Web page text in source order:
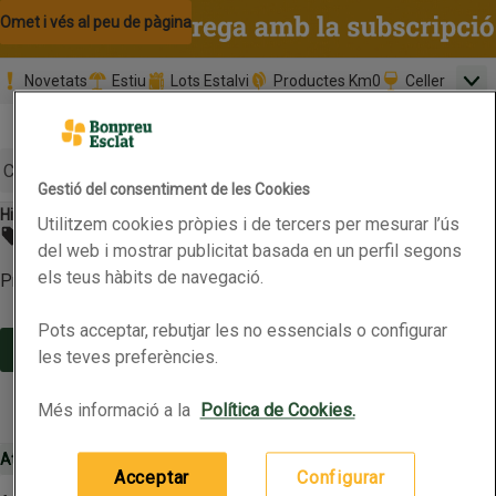
Omet i vés al contingut
Omet i vés a la cerca
Omet i vés al peu de pàgina
Novetats Estiu Lots Estalvi Productes Km0 Celler
Promoció clients nous
Botó del menú principal
Higiene íntima Higiene íntima
No s'ha trobat cap promoció
Prova-ho més tard o consulta les nostres categories
Continua la compra
Atenció al client 900 500 005 (24 hores)Configuració de cookies
Gestió del consentiment de les Cookies
Utilitzem cookies pròpies i de tercers per mesurar l’ús
del web i mostrar publicitat basada en un perfil segons
els teus hàbits de navegació.
Pots acceptar, rebutjar les no essencials o configurar
les teves preferències.
Més informació a la Política de Cookies.
Configurar
Acceptar